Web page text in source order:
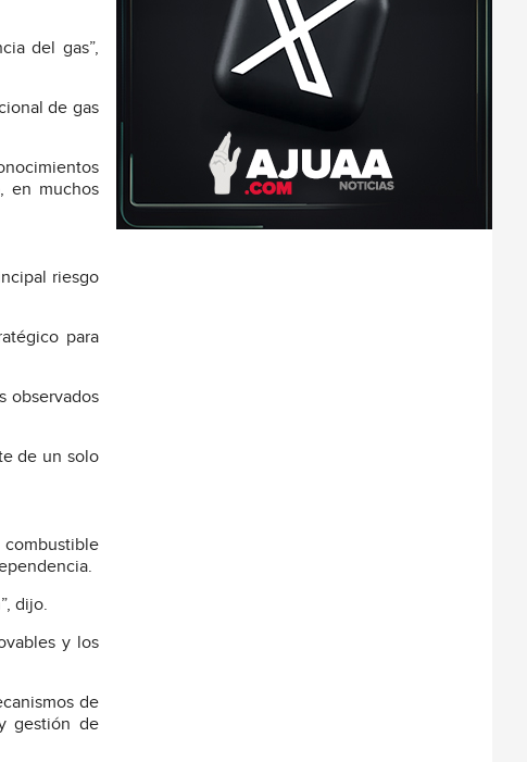
del gas”,
de gas
en muchos
riesgo
para
observados
de un solo
combustible
dijo.
y los
de
gestión de